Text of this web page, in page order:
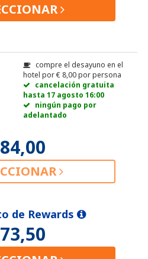
compre el desayuno en el
hotel por€ 8,00por persona
cancelación gratuita
hasta 17 agosto 16:00
ningún pago por
adelantado
84,00
de Rewards
73,50